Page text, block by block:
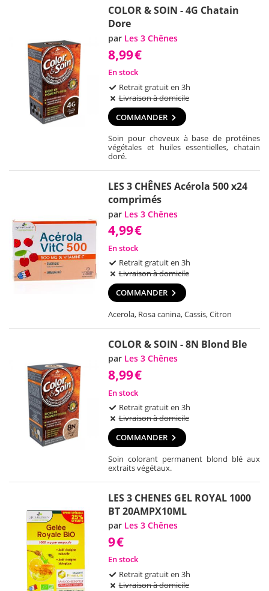
COLOR & SOIN - 4G Chatain
Dore
par Les 3 Chênes
8,99€
En stock
Retrait gratuit en 3h
Livraison à domicile
COMMANDER
Soin pour cheveux à base de protéines
végétales et huiles essentielles, chatain
doré.
LES 3 CHÊNES Acérola 500 x24
comprimés
par Les 3 Chênes
4,99€
En stock
Retrait gratuit en 3h
Livraison à domicile
COMMANDER
Acerola, Rosa canina, Cassis, Citron
COLOR & SOIN - 8N Blond Ble
par Les 3 Chênes
8,99€
En stock
Retrait gratuit en 3h
Livraison à domicile
COMMANDER
Soin colorant permanent blond blé aux
extraits végétaux.
LES 3 CHENES GEL ROYAL 1000
BT 20AMPX10ML
par Les 3 Chênes
9€
En stock
Retrait gratuit en 3h
Livraison à domicile